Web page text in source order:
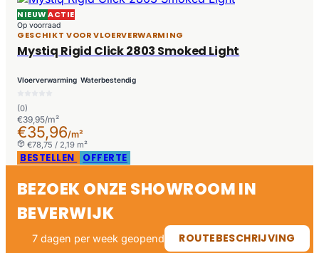
NIEUWACTIE
Op voorraad
GESCHIKT VOOR VLOERVERWARMING
Mystiq Rigid Click 2803 Smoked Light
Vloerverwarming Waterbestendig
(0)
€39,95/m²
€35,96/m²
€78,75 / 2,19 m²
BESTELLEN OFFERTE
BEZOEK ONZE SHOWROOM IN
BEVERWIJK
7 dagen per week geopend ROUTEBESCHRIJVING